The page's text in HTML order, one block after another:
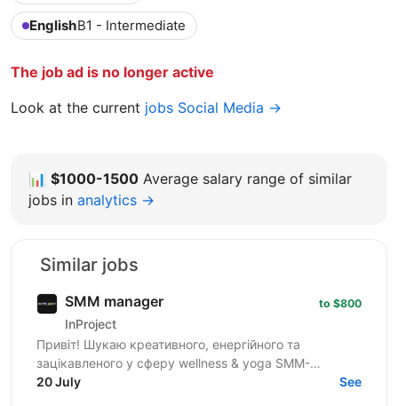
EnglishB1 - Intermediate
The job ad is no longer active
Look at the current jobs Social Media →
📊 $1000-1500 Average salary range of similar
jobs in analytics →
Similar jobs
SMM manager
InProject
to $800
Привіт! Шукаю креативного, енергійного та
зацікавленого у сферу wellness & yoga SMM-
менеджера з досвідом від 1 року. Якщо ти вмієш
20 July See